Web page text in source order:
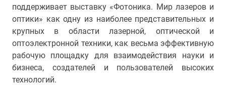
поддерживает выставку «Фотоника. Мир лазеров и
оптики» как одну из наиболее представительных и
крупных в области лазерной, оптической и
оптоэлектронной техники, как весьма эффективную
рабочую площадку для взаимодействия науки и
бизнеса, создателей и пользователей высоких
технологий.